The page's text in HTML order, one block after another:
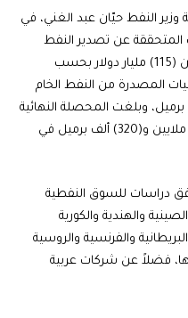
وزير النفط حيّان عبد الغني، في
المتحققة عن تصدير النفط
الخام لعام 2022 الماضي بلغت أكثر من (115) مليار دولار بحسب
المصدرة من النفط الخام
مليار و(209) ملايين برميل، وبلغت المحصلة النهائية
لمعدل تصدير النفط اليومي قرابة (3) ملايين و(320) ألف برميل في
دراسات للسوق النفطية
والهندية والكورية
والفرنسية والروسية
فضلاً عن شركات عربية